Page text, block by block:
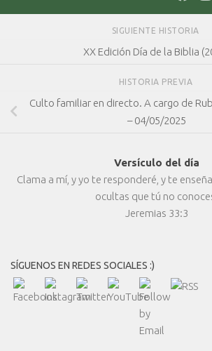
SIGUIENTE HISTORIA
XX Edición Día de la Biblia
HISTORIA PREVIA
Culto familiar en directo. A cargo de
– 04/05/2025
Versículo del día
Clama a mí, y yo te responderé, y te
ocultas que tú no
Jeremias 33:3
SÍGUENOS EN REDES SOCIALES :)